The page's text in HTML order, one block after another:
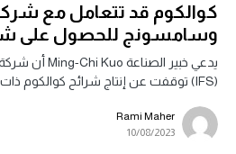
وسامسونج للحصول على
(IFS) توقفت عن إنتاج شرائح كوالكوم ذات عملية…
Rami Maher
10/08/2023